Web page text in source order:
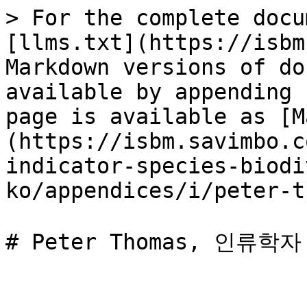
> For the complete
[llms.txt](https://
Markdown versions of
available by
page is available as
(https://
indicator-species-
ko/appendices/i/peter-
# Peter Thomas, 인류학자